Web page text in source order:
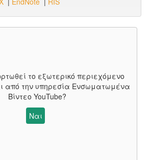
το εξωτερικό περιεχόμενο
από την υπηρεσία Ενσωματωμένα
Βίντεο YouTube?
Ναι